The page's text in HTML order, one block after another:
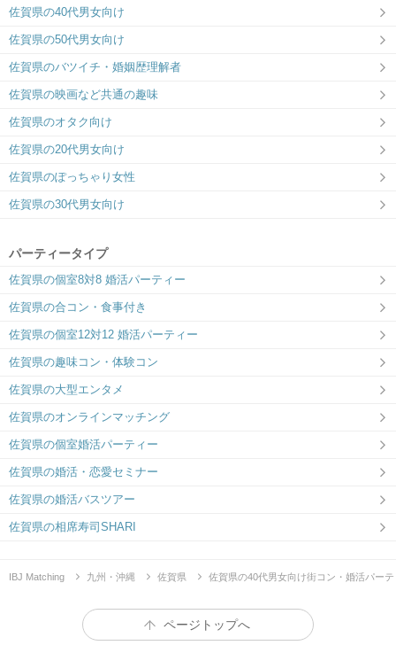
佐賀県の40代男女向け
佐賀県の50代男女向け
佐賀県のバツイチ・婚姻歴理解者
佐賀県の映画など共通の趣味
佐賀県のオタク向け
佐賀県の20代男女向け
佐賀県のぽっちゃり女性
佐賀県の30代男女向け
パーティータイプ
佐賀県の個室8対8 婚活パーティー
佐賀県の合コン・食事付き
佐賀県の個室12対12 婚活パーティー
佐賀県の趣味コン・体験コン
佐賀県の大型エンタメ
佐賀県のオンラインマッチング
佐賀県の個室婚活パーティー
佐賀県の婚活・恋愛セミナー
佐賀県の婚活バスツアー
佐賀県の相席寿司SHARI
IBJ Matching 九州・沖縄 佐賀県 佐賀県の40代男女向け街コン・婚活パーテ
ページトップへ